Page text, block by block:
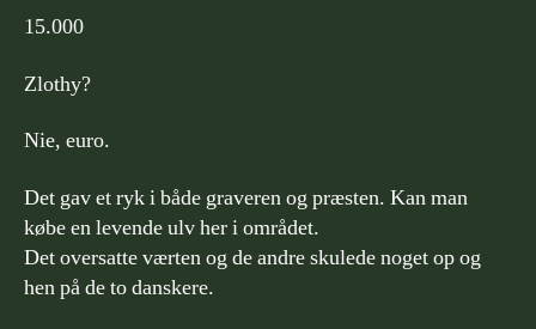
15.000
Zlothy?
Nie, euro.
Det gav et ryk i både graveren og præsten. Kan man
købe en levende ulv her i området.
Det oversatte værten og de andre skulede noget op og
hen på de to danskere.